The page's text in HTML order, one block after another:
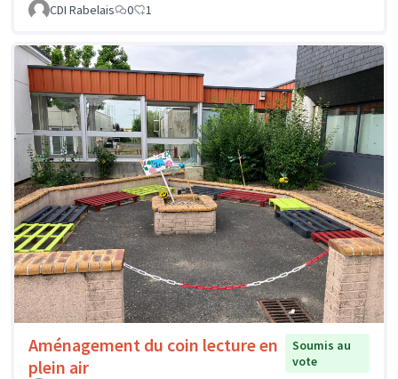
CDI Rabelais
0 1
Aménagement du coin lecture en
plein air
Soumis au
vote